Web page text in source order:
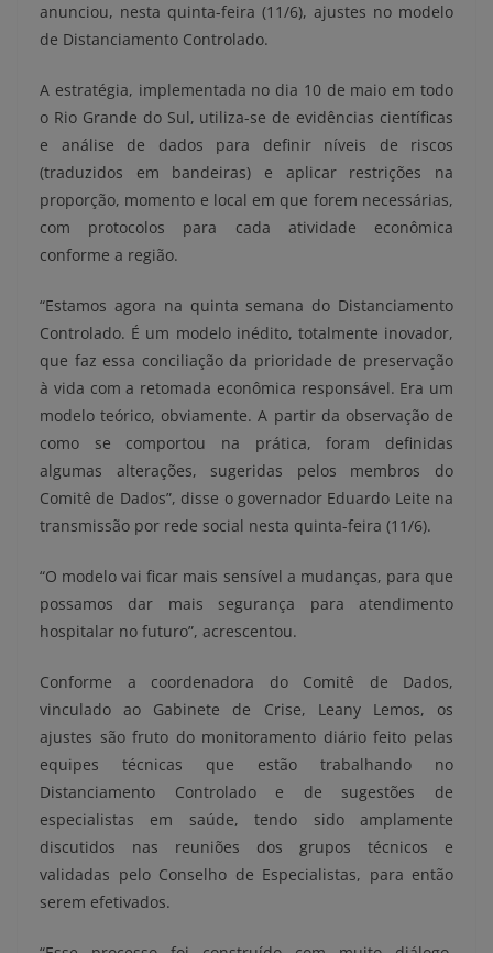
anunciou, nesta quinta-feira (11/6), ajustes no modelo
de Distanciamento Controlado.
A estratégia, implementada no dia 10 de maio em todo
o Rio Grande do Sul, utiliza-se de evidências científicas
e análise de dados para definir níveis de riscos
(traduzidos em bandeiras) e aplicar restrições na
proporção, momento e local em que forem necessárias,
com protocolos para cada atividade econômica
conforme a região.
“Estamos agora na quinta semana do Distanciamento
Controlado. É um modelo inédito, totalmente inovador,
que faz essa conciliação da prioridade de preservação
à vida com a retomada econômica responsável. Era um
modelo teórico, obviamente. A partir da observação de
como se comportou na prática, foram definidas
algumas alterações, sugeridas pelos membros do
Comitê de Dados”, disse o governador Eduardo Leite na
transmissão por rede social nesta quinta-feira (11/6).
“O modelo vai ficar mais sensível a mudanças, para que
possamos dar mais segurança para atendimento
hospitalar no futuro”, acrescentou.
Conforme a coordenadora do Comitê de Dados,
vinculado ao Gabinete de Crise, Leany Lemos, os
ajustes são fruto do monitoramento diário feito pelas
equipes técnicas que estão trabalhando no
Distanciamento Controlado e de sugestões de
especialistas em saúde, tendo sido amplamente
discutidos nas reuniões dos grupos técnicos e
validadas pelo Conselho de Especialistas, para então
serem efetivados.